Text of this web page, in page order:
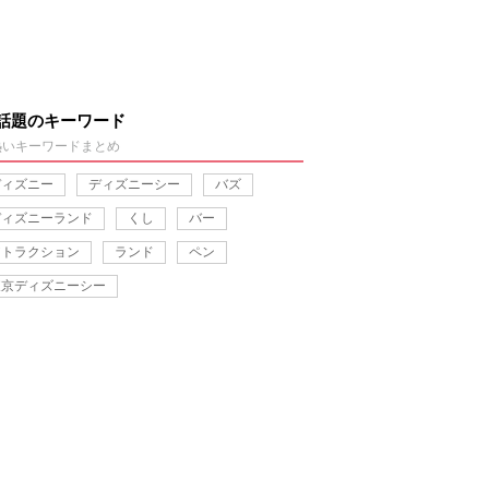
題のキーワード
キーワードまとめ
ズニー ディズニーシー バズ
ズニーランド くし バー
ラクション ランド ペン
ディズニーシー